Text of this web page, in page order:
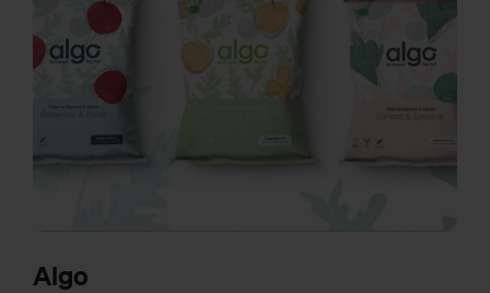
Algo